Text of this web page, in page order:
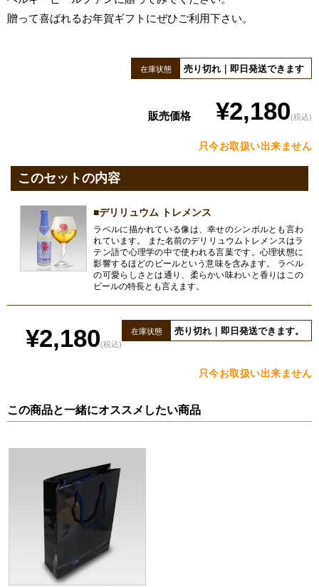
贈って喜ばれるお年賀ギフトにぜひご利用下さい。
在庫状態 売り切れ｜即日発送できます
販売価格¥2,180(税込)
只今お取扱い出来ません
このセットの内容
■デリリュウム トレメンス
ラベルに描かれている像は、幸せのシンボルとも言わ
れています。 また名前のデリリュウムトレメンスはラ
テン語で心理学の中で使われる言葉です。心理状態に
影響するほどのビールという意味を含みます。 ラベル
の可愛らしさとは通り、柔らかい味わいと香りはこの
ビールの特長とも言えます。
在庫状態 売り切れ｜即日発送できます。
¥2,180(税込)
只今お取扱い出来ません
この商品と一緒にオススメしたい商品